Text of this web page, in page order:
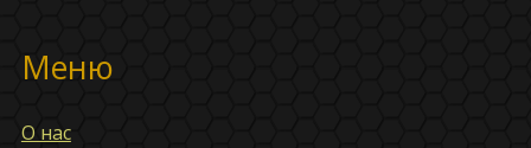
Меню
О нас